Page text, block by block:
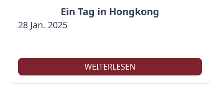
Ein Tag in Hongkong
28 Jan. 2025
WEITERLESEN